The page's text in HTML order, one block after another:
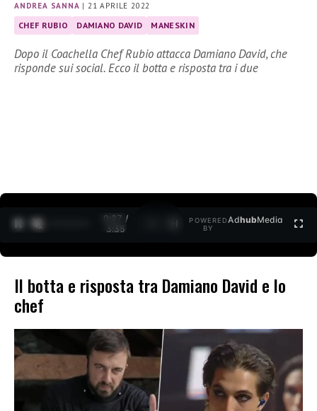
ANDREA SANNA |21 APRILE 2022
CHEF RUBIO DAMIANO DAVID MANESKIN
Dopo il Coachella Chef Rubio attacca Damiano David, che
risponde sui social. Ecco il botta e risposta tra i due
0:28 /
3:35
POWERED
BY
AdhubMedia
Il botta e risposta tra Damiano David e lo
chef